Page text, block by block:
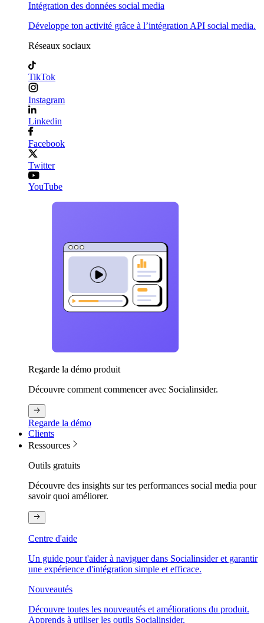
Intégration des données social media
Développe ton activité grâce à l’intégration API social media.
Réseaux sociaux
TikTok
Instagram
Linkedin
Facebook
Twitter
YouTube
Regarde la démo produit
Découvre comment commencer avec Socialinsider.
Regarde la démo
Clients
Ressources
Outils gratuits
Découvre des insights sur tes performances social media pour
savoir quoi améliorer.
Centre d'aide
Un guide pour t'aider à naviguer dans Socialinsider et garantir
une expérience d'intégration simple et efficace.
Nouveautés
Découvre toutes les nouveautés et améliorations du produit.
Apprends à utiliser les outils Socialinsider.